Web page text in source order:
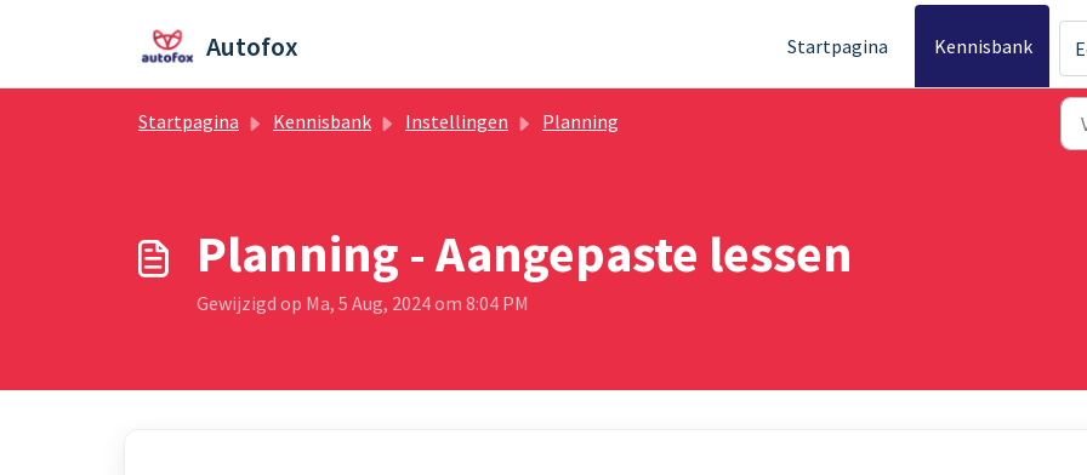
Autofox Startpagina Kennisbank
Startpagina Kennisbank Instellingen Planning
Planning - Aangepaste lessen
Gewijzigd op Ma, 5 Aug, 2024 om 8:04 PM